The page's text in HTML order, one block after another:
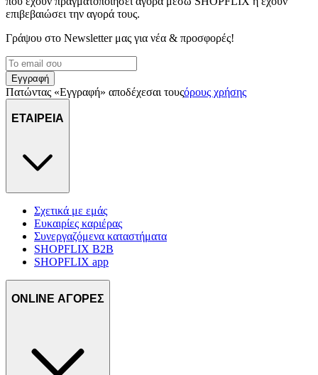
διαφημίσεις και περιεχόμενο, την καλύτερη εικόνα του κοινού
μας και την ανάπτυξη προϊόντων. Επίσης, κοινοποιούμε
πληροφορίες σχετικά με την από μέρους σας χρήση της
δικτύωσης, διαφημίσεων και ανάλυσης.
επιβεβαιώσει την αγορά τους.
Γράψου στο Νewsletter μας για νέα & προσφορές!
Εγγραφή
Πατώντας «Εγγραφή» αποδέχεσαι τουςόρους χρήσης
ΕΤΑΙΡΕΙΑ
Σχετικά με εμάς
Ευκαιρίες καριέρας
Συνεργαζόμενα καταστήματα
SHOPFLIX B2B
SHOPFLIX app
ONLINE ΑΓΟΡΕΣ